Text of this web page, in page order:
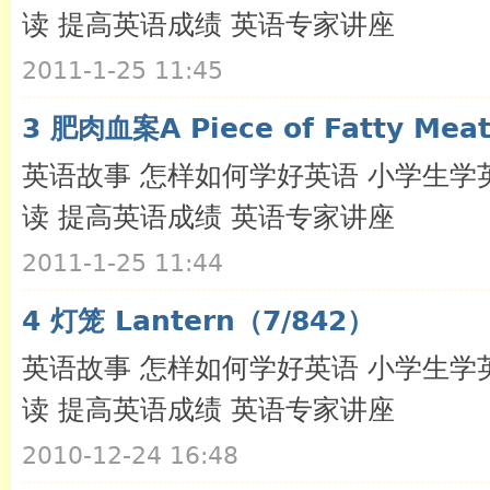
读 提高英语成绩 英语专家讲座
2011-1-25 11:45
3 肥肉血案A Piece of Fatty
英语故事 怎样如何学好英语 小学生
读 提高英语成绩 英语专家讲座
2011-1-25 11:44
4 灯笼 Lantern（7/842）
英语故事 怎样如何学好英语 小学生
读 提高英语成绩 英语专家讲座
2010-12-24 16:48